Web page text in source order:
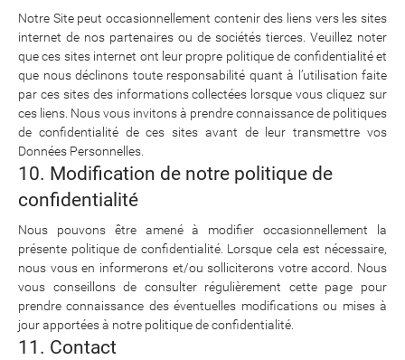
Notre Site peut occasionnellement contenir des liens vers les sites
internet de nos partenaires ou de sociétés tierces. Veuillez noter
que ces sites internet ont leur propre politique de confidentialité et
que nous déclinons toute responsabilité quant à l’utilisation faite
par ces sites des informations collectées lorsque vous cliquez sur
ces liens. Nous vous invitons à prendre connaissance de politiques
de confidentialité de ces sites avant de leur transmettre vos
Données Personnelles.
10. Modification de notre politique de
confidentialité
Nous pouvons être amené à modifier occasionnellement la
présente politique de confidentialité. Lorsque cela est nécessaire,
nous vous en informerons et/ou solliciterons votre accord. Nous
vous conseillons de consulter régulièrement cette page pour
prendre connaissance des éventuelles modifications ou mises à
jour apportées à notre politique de confidentialité.
11. Contact